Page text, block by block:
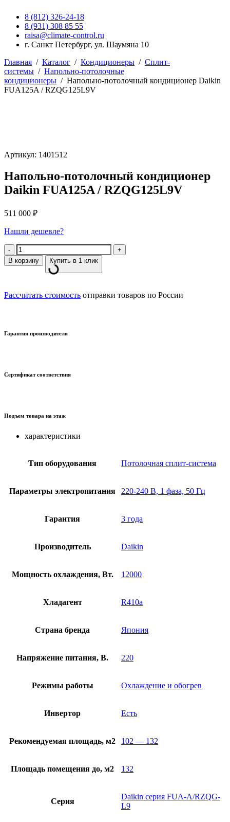
8 (812) 326-24-18
8 (931) 308 85 55
raisa@climate-control.ru
г. Санкт Петербург, ул. Шаумяна 10
Главная / Каталог / Кондиционеры / Сплит-
системы / Напольно-потолочные
кондиционеры / Напольно-потолочный кондиционер Daikin
FUA125A / RZQG125L9V
Артикул: 1401512
Напольно-потолочный кондиционер
Daikin FUA125A / RZQG125L9V
511 000 ₽
Нашли дешевле?
Количество
В корзину Купить в 1 клик
Рассчитать стоимость отправки товаров по России
Гарантия производителя
Сертификат соответствия
Подъем товара на этаж
характеристики
Тип оборудования Потолочная сплит-система
Параметры электропитания 220-240 В, 1 фаза, 50 Гц
Гарантия 3 года
Производитель Daikin
Мощность охлаждения, Вт. 12000
Хладагент R410a
Страна бренда Япония
Напряжение питания, В. 220
Режимы работы Охлаждение и обогрев
Инвертор Есть
Рекомендуемая площадь, м2 102 — 132
Площадь помещения до, м2 132
Серия
Daikin серия FUA-A/RZQG-
L9